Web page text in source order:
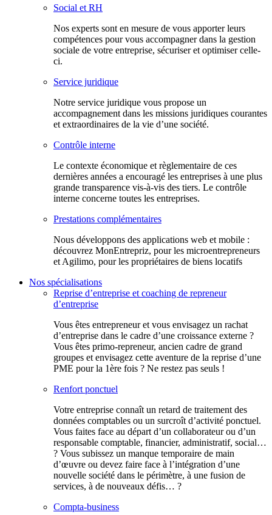
Social et RH
Nos experts sont en mesure de vous apporter leurs
compétences pour vous accompagner dans la gestion
sociale de votre entreprise, sécuriser et optimiser celle-
ci.
Service juridique
Notre service juridique vous propose un
accompagnement dans les missions juridiques courantes
et extraordinaires de la vie d’une société.
Contrôle interne
Le contexte économique et règlementaire de ces
dernières années a encouragé les entreprises à une plus
grande transparence vis-à-vis des tiers. Le contrôle
interne concerne toutes les entreprises.
Prestations complémentaires
Nous développons des applications web et mobile :
découvrez MonEntrepriz, pour les microentrepreneurs
et Agilimo, pour les propriétaires de biens locatifs
Nos spécialisations
Reprise d’entreprise et coaching de repreneur
d’entreprise
Vous êtes entrepreneur et vous envisagez un rachat
d’entreprise dans le cadre d’une croissance externe ?
Vous êtes primo-repreneur, ancien cadre de grand
groupes et envisagez cette aventure de la reprise d’une
PME pour la 1ère fois ? Ne restez pas seuls !
Renfort ponctuel
Votre entreprise connaît un retard de traitement des
données comptables ou un surcroît d’activité ponctuel.
Vous faites face au départ d’un collaborateur ou d’un
responsable comptable, financier, administratif, social…
? Vous subissez un manque temporaire de main
d’œuvre ou devez faire face à l’intégration d’une
nouvelle société dans le périmètre, à une fusion de
services, à de nouveaux défis… ?
Compta-business